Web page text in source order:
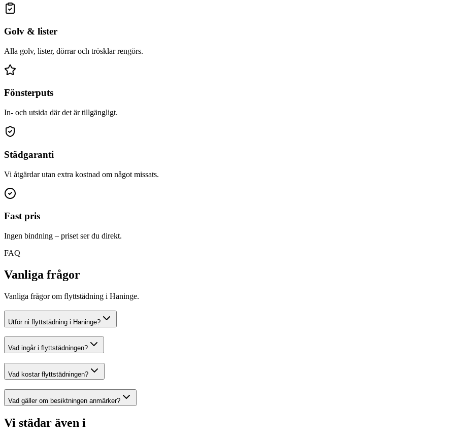
Golv & lister
Alla golv, lister, dörrar och trösklar rengörs.
Fönsterputs
In- och utsida där det är tillgängligt.
Städgaranti
Vi åtgärdar utan extra kostnad om något missats.
Fast pris
Ingen bindning – priset ser du direkt.
FAQ
Vanliga frågor
Vanliga frågor om flyttstädning i Haninge.
Utför ni flyttstädning i Haninge?
Vad ingår i flyttstädningen?
Vad kostar flyttstädningen?
Vad gäller om besiktningen anmärker?
Vi städar även i